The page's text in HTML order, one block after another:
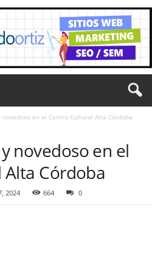
novedoso en el Centro Cultural Alta Córdoba
novedoso en el
Córdoba
2024 664 0